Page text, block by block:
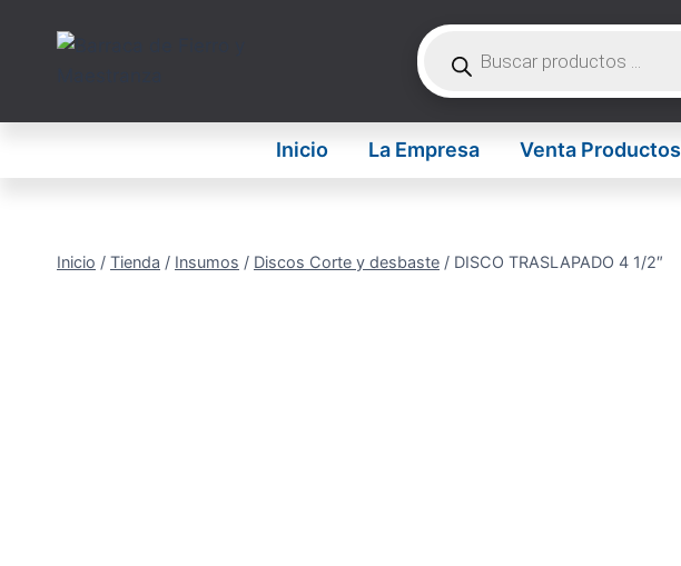
Búsqueda
productos
Inicio La Empresa Venta Productos
Inicio / Tienda / Insumos / Discos Corte y desbaste / DISCO TRASLAPADO 4 1/2″